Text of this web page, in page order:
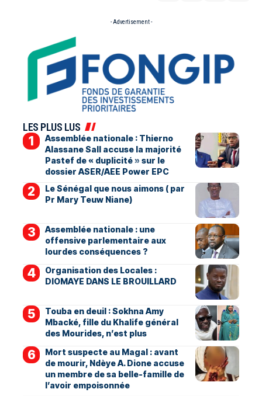
- Advertisement -
LES PLUS LUS
Assemblée nationale : Thierno
Alassane Sall accuse la majorité
Pastef de « duplicité » sur le
dossier ASER/AEE Power EPC
Le Sénégal que nous aimons ( par
Pr Mary Teuw Niane)
Assemblée nationale : une
offensive parlementaire aux
lourdes conséquences ?
Organisation des Locales :
DIOMAYE DANS LE BROUILLARD
Touba en deuil : Sokhna Amy
Mbacké, fille du Khalife général
des Mourides, n’est plus
Mort suspecte au Magal : avant
de mourir, Ndèye A. Dione accuse
un membre de sa belle-famille de
l’avoir empoisonnée